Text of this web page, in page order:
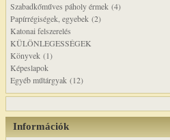
Szabadkőműves páholy érmek (4)
Papírrégiségek, egyebek (2)
Katonai felszerelés
KÜLÖNLEGESSÉGEK
Könyvek (1)
Képeslapok
Egyéb műtárgyak (12)
Információk